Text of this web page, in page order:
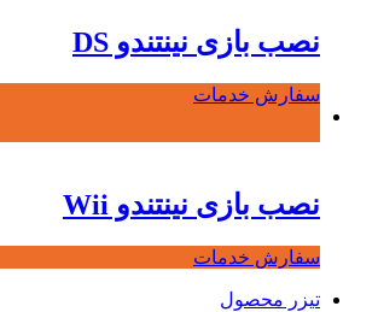
نصب بازی نینتندو DS
سفارش خدمات
نصب بازی نینتندو Wii
سفارش خدمات
تیزر محصول